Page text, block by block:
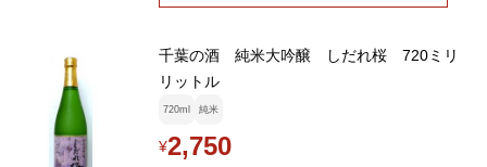
千葉の酒 純米大吟醸 しだれ桜 720ミリ
リットル
720ml 純米
¥2,750